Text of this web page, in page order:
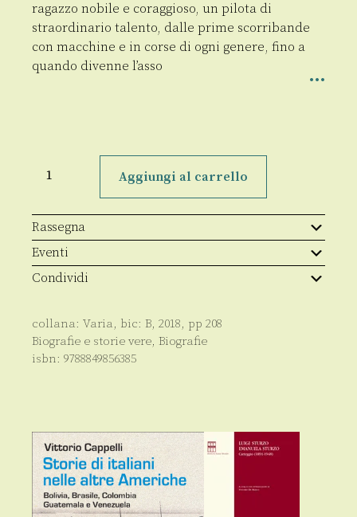
ragazzo nobile e coraggioso, un pilota di
straordinario talento, dalle prime scorribande
con macchine e in corse di ogni genere, fino a
quando divenne l’asso
Giunti
Aggiungi al carrello
Rassegna
Eventi
Condividi
collana: Varia, bic: B, 2018, pp 208
Biografie e storie vere, Biografie
isbn: 9788849856385